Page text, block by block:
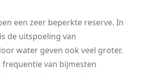
een zeer beperkte reserve. In
de uitspoeling van
water geven ook veel groter.
van bijmesten